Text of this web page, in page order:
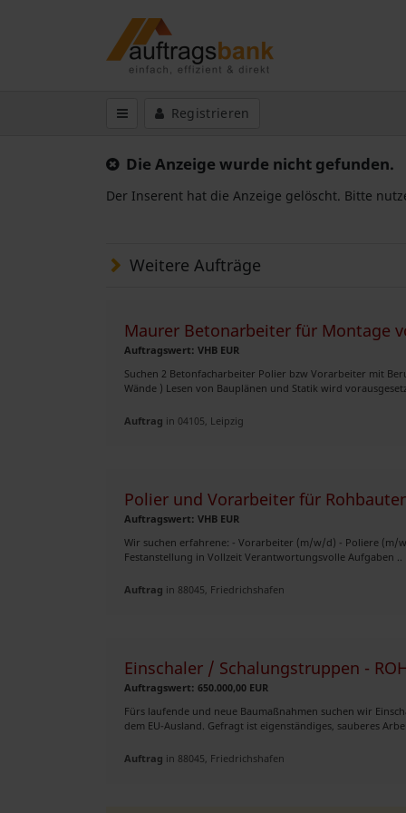
Registrieren
Die Anzeige wurde nicht gefunden.
Der Inserent hat die Anzeige gelöscht. Bitte
Weitere Aufträge
Maurer Betonarbeiter für Montage
Auftragswert: VHB EUR
Suchen 2 Betonfacharbeiter Polier bzw Vorarbeiter mit
Wände ) Lesen von Bauplänen und Statik wird
Auftrag in 04105, Leipzig
Polier und Vorarbeiter für
Auftragswert: VHB EUR
Wir suchen erfahrene: - Vorarbeiter (m/w/d) - Poliere
Festanstellung in Vollzeit Verantwortungsvolle Aufgaben ..
Auftrag in 88045, Friedrichshafen
Einschaler / Schalungstruppen -
Auftragswert: 650.000,00 EUR
Fürs laufende und neue Baumaßnahmen suchen wir
dem EU-Ausland. Gefragt ist eigenständiges, sauberes
Auftrag in 88045, Friedrichshafen